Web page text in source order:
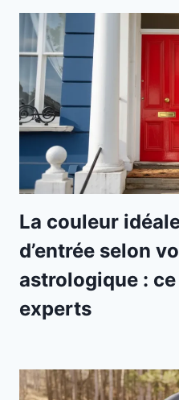
La couleur
d’entrée selon
astrologique :
experts